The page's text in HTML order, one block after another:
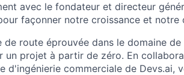
avec le fondateur et directeur
façonner notre croissance et notre
route éprouvée dans le domaine
projet à partir de zéro. En
d'ingénierie commerciale de Devs.ai,